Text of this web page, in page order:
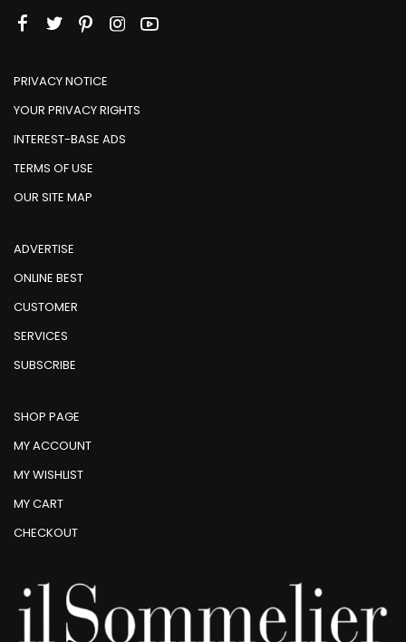
PRIVACY NOTICE
YOUR PRIVACY RIGHTS
INTEREST-BASE ADS
TERMS OF USE
OUR SITE MAP
ADVERTISE
ONLINE BEST
CUSTOMER
SERVICES
SUBSCRIBE
SHOP PAGE
MY ACCOUNT
MY WISHLIST
MY CART
CHECKOUT